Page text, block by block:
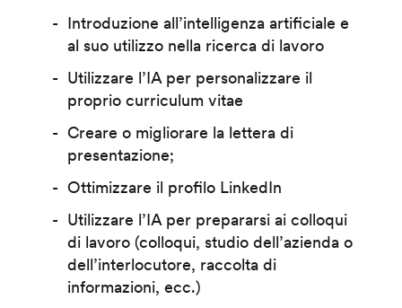
Introduzione all’intelligenza artificiale e
al suo utilizzo nella ricerca di lavoro
Utilizzare l’IA per personalizzare il
proprio curriculum vitae
Creare o migliorare la lettera di
presentazione;
Ottimizzare il profilo LinkedIn
Utilizzare l’IA per prepararsi ai colloqui
di lavoro (colloqui, studio dell’azienda o
dell’interlocutore, raccolta di
informazioni, ecc.)